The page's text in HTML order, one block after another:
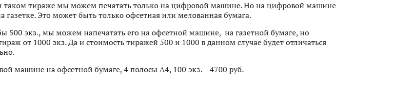
тираже мы можем печатать только на цифровой машине. Но на цифровой машине
газетке. Это может быть только офсетная или мелованная бумага.
500 экз., мы можем напечатать его на офсетной машине, на газетной бумаге, но
от 1000 экз. Да и стоимость тиражей 500 и 1000 в данном случае будет отличаться
машине на офсетной бумаге, 4 полосы А4, 100 экз. – 4700 руб.